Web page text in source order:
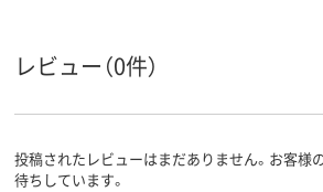
レビュー（0件）
投稿されたレビューはまだありません。お客様
待ちしています。